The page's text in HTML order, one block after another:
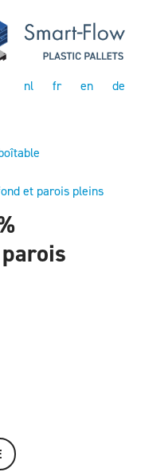
nl fr en de
et parois pleins